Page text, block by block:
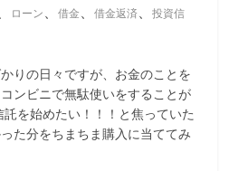
ローン、借金、借金返済、投資信
りの日々ですが、お金のことを
ンビニで無駄使いをすることが
を始めたい！！！と焦っていた
た分をちまちま購入に当ててみ